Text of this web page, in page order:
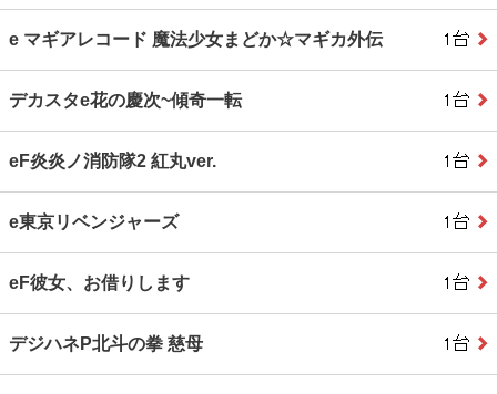
e マギアレコード 魔法少女まどか☆マギカ外伝
デカスタe花の慶次~傾奇一転
eF炎炎ノ消防隊2 紅丸ver.
e東京リベンジャーズ
eF彼女、お借りします
デジハネP北斗の拳 慈母